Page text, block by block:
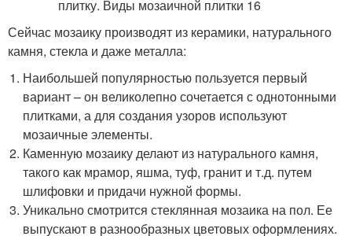
Сейчас мозаику производят из керамики, натурального
камня, стекла и даже металла:
Наибольшей популярностью пользуется первый
вариант – он великолепно сочетается с однотонными
плитками, а для создания узоров используют
мозаичные элементы.
Каменную мозаику делают из натурального камня,
такого как мрамор, яшма, туф, гранит и т.д. путем
шлифовки и придачи нужной формы.
Уникально смотрится стеклянная мозаика на пол. Ее
выпускают в разнообразных цветовых оформлениях.